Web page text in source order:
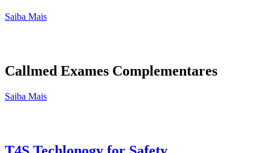
Saiba Mais
Callmed Exames Complementares
Saiba Mais